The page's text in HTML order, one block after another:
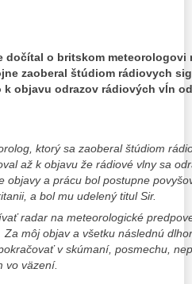
dočítal o britskom meteorologovi
zaoberal štúdiom rádiovych
objavu odrazov rádiových vĺn
ktorý sa zaoberal štúdiom
až k objavu že rádiové vlny sa
objavy a prácu bol postupne
a bol mu udelený titul Sir.
ívaťradar na meteorologické
Za môj objav a všetku následnú
čovaťv skúmaní, posmechu,
vo väzení.